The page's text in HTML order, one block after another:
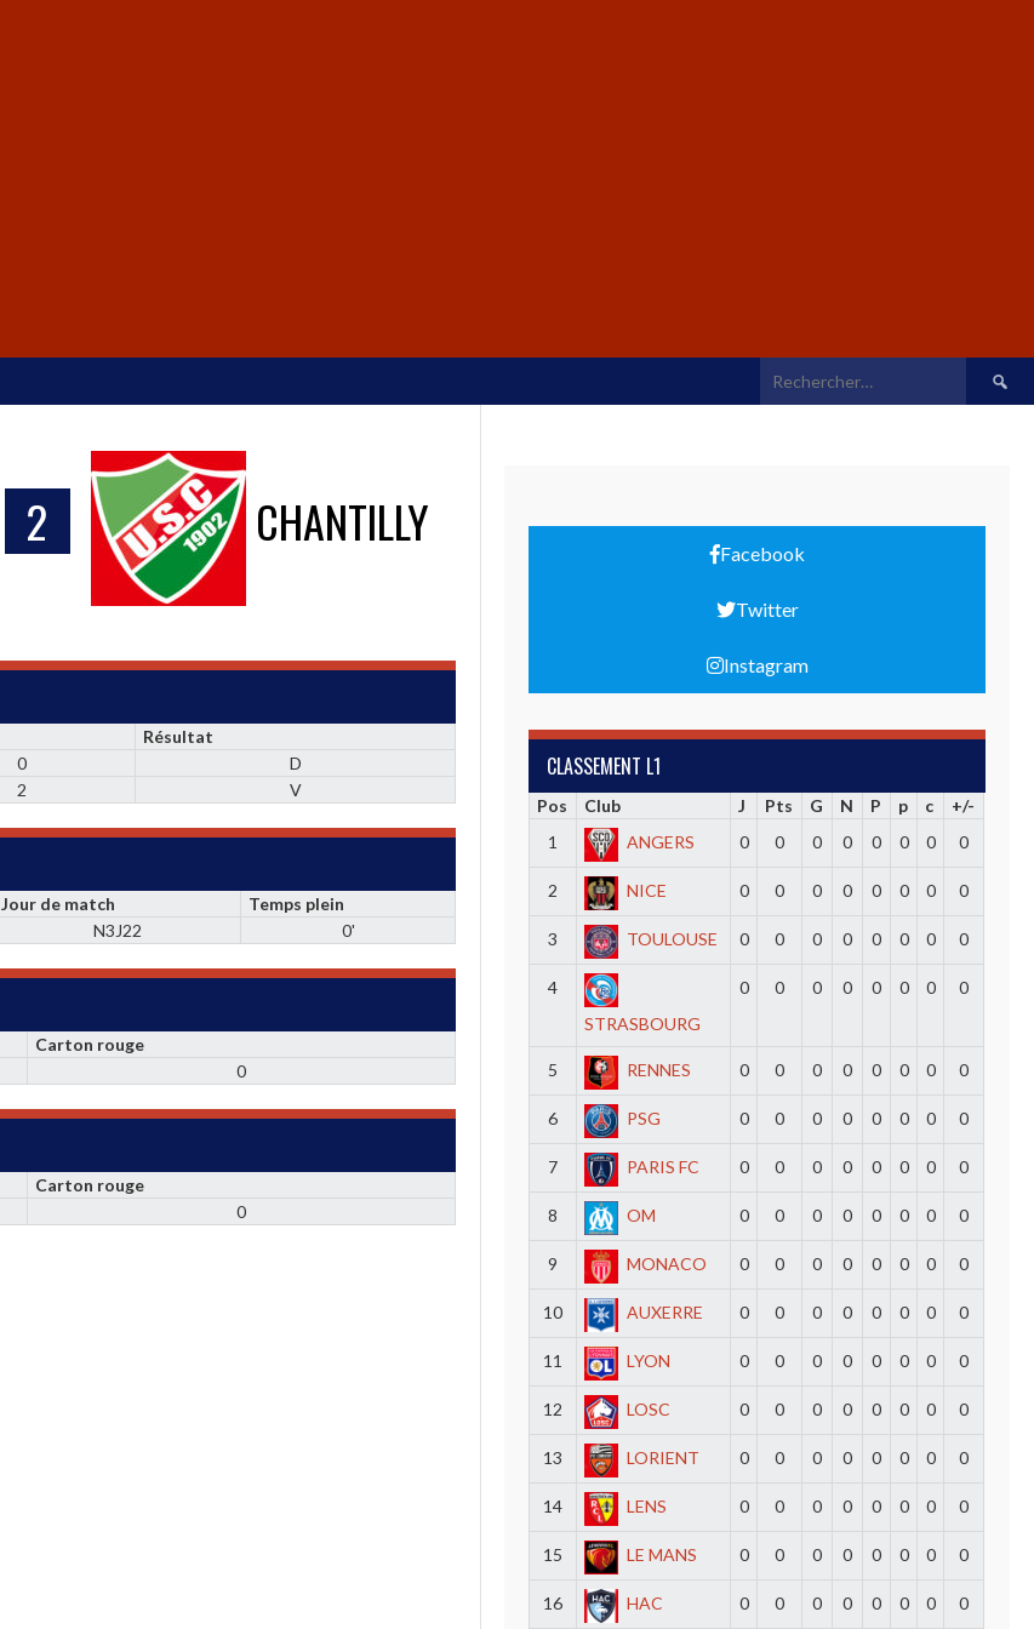
2 CHANTILLY
Résultat
0
D
2 V
Jour de match
Temps plein
N3J22 0'
Carton rouge
0
Carton rouge
0
Facebook
Twitter
Instagram
CLASSEMENT L1
Pos Club J Pts G N P p c
+/-
1
ANGERS 0 0 0 0 0 0 0 0
2 NICE 0 0 0 0 0 0 0 0
3 TOULOUSE 0 0 0 0 0 0 0 0
4
STRASBOURG
0 0 0 0 0 0 0 0
5 RENNES 0 0 0 0 0 0 0 0
6 PSG 0 0 0 0 0 0 0 0
7 PARIS FC 0 0 0 0 0 0 0 0
8 OM 0 0 0 0 0 0 0 0
9 MONACO 0 0 0 0 0 0 0 0
10 AUXERRE 0 0 0 0 0 0 0 0
11 LYON 0 0 0 0 0 0 0 0
12 LOSC 0 0 0 0 0 0 0 0
13 LORIENT 0 0 0 0 0 0 0 0
14 LENS 0 0 0 0 0 0 0 0
15 LE MANS 0 0 0 0 0 0 0 0
16 HAC 0 0 0 0 0 0 0 0